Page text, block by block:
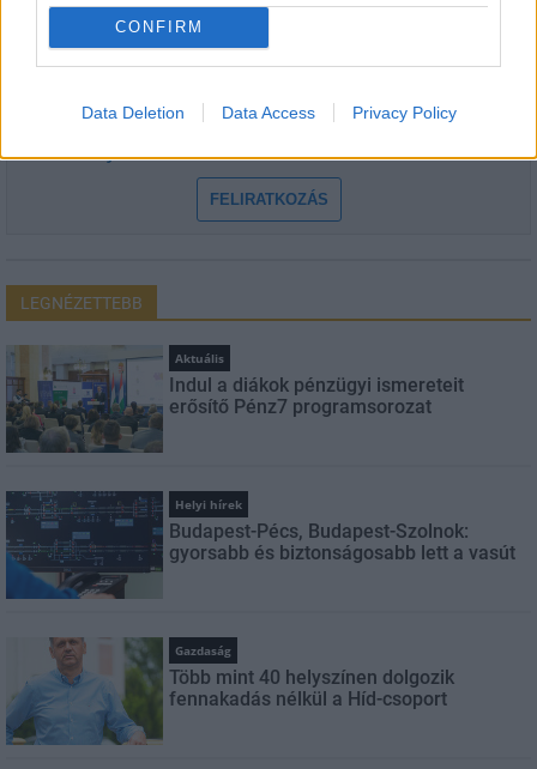
CONFIRM
Data Deletion Data Access Privacy Policy
E-mail cím
Feliratkozom a hírlevélre és elfogadom azadatvédelmi
szabályzatot!
FELIRATKOZÁS
LEGNÉZETTEBB
Aktuális
Indul a diákok pénzügyi ismereteit
erősítő Pénz7 programsorozat
Helyi hírek
Budapest-Pécs, Budapest-Szolnok:
gyorsabb és biztonságosabb lett a vasút
Gazdaság
Több mint 40 helyszínen dolgozik
fennakadás nélkül a Híd-csoport